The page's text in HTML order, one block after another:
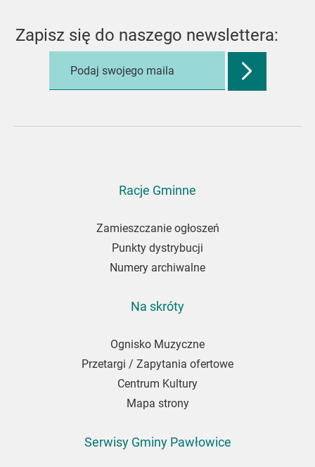
Zapisz się do naszego newslettera:
Racje Gminne
Zamieszczanie ogłoszeń
Punkty dystrybucji
Numery archiwalne
Na skróty
Ognisko Muzyczne
Przetargi / Zapytania ofertowe
Centrum Kultury
Mapa strony
Serwisy Gminy Pawłowice